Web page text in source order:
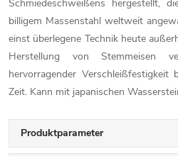
Schmiedeschweißens hergestellt,
billigem Massenstahl weltweit
einst überlegene Technik heute
Herstellung von Stemmeisen
hervorragender
Zeit. Kann mit japanischen
Produktparameter